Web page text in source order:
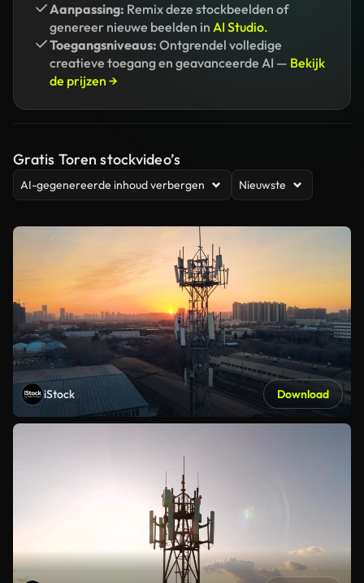
Aanpassing: Remix deze stockbeelden of
genereer nieuwe beelden in AI Studio.
Toegangsniveaus: Ontgrendel volledige
creatieve toegang en geavanceerde AI — Bekijk
de prijzen →
Gratis Toren stockvideo’s
AI-gegenereerde inhoud verbergen Nieuwste
iStock Download